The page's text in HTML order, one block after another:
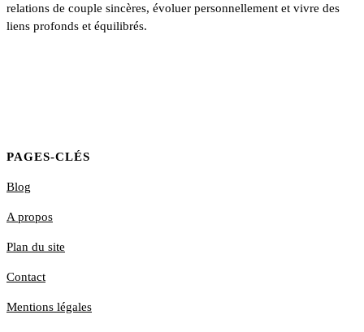
relations de couple sincères, évoluer personnellement et vivre des
liens profonds et équilibrés.
PAGES-CLÉS
Blog
A propos
Plan du site
Contact
Mentions légales